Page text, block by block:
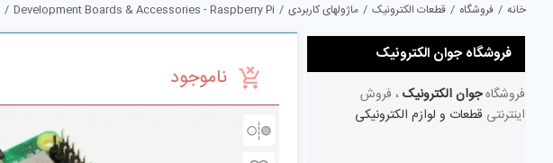
خانه / فروشگاه / قطعات الکترونیک / ماژولهای کاربردی /
Development Boards & Accessories - Raspberry Pi
/
ناموجود
فروشگاه جوان الکترونیک
فروشگاهجوان الکترونیک ، فروش
اینترنتی قطعات و لوازم الکترونیکی